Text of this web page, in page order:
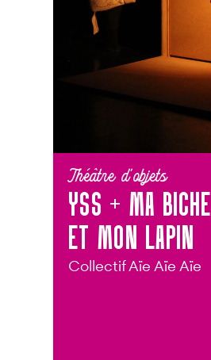
Théâtre d'objets
YSS + MA BICHE
ET MON LAPIN
Collectif Aïe Aïe Aïe